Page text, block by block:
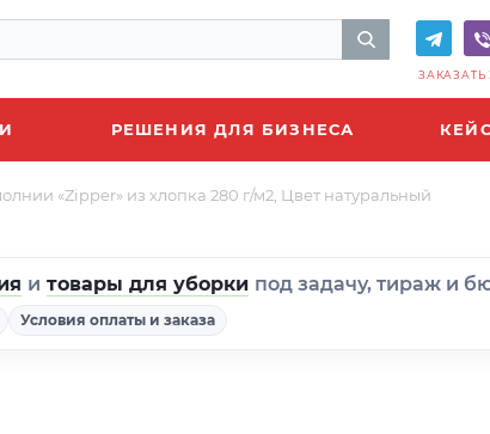
РЕШЕНИЯ ДЛЯ БИЗНЕСА
«Zipper» из хлопка 280 г/м2, Цвет натуральный
и товары для уборки под задачу, тираж и
Условия оплаты и заказа